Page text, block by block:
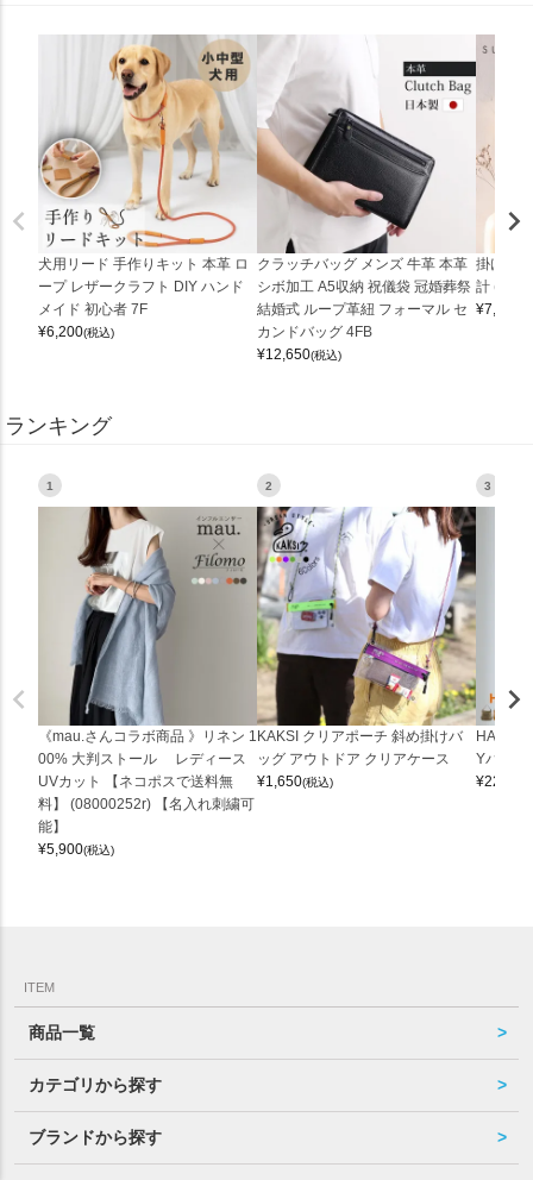
犬用リード 手作りキット 本革 ロ
ープ レザークラフト DIY ハンド
メイド 初心者 7F
¥6,200(税込)
クラッチバッグ メンズ 牛革 本革
シボ加工 A5収納 祝儀袋 冠婚葬祭
結婚式 ループ革紐 フォーマル セ
カンドバッグ 4FB
¥12,650(税込)
掛け時
計
¥7,150
ランキング
1
《mau.さんコラボ商品 》リネン 1
00% 大判ストール レディース
UVカット 【ネコポスで送料無
料】 (08000252r) 【名入れ刺繍可
能】
¥5,900(税込)
2
KAKSI クリアポーチ 斜め掛けバ
ッグ アウトドア クリアケース
¥1,650(税込)
3
Yバッグ
¥22,000
ITEM
商品一覧
カテゴリから探す
ブランドから探す